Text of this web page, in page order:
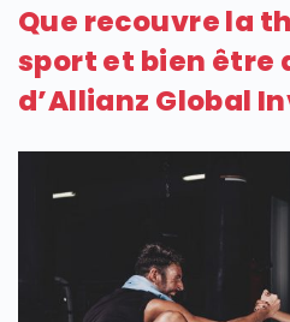
Que recouvre la
sport et bien être
d’Allianz Global